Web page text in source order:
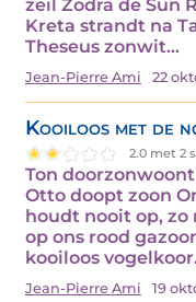
zeil Zodra de Sun
Kreta strandt na
Theseus zonwit…
Jean-Pierre Ami 22
Kooiloos met de
2.0 met 2
Ton
Otto doopt zoon
houdt nooit op, zo
op ons rood
kooiloos
Jean-Pierre Ami 19